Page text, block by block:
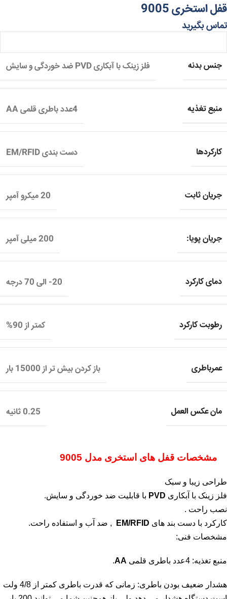
قفل استخری 9005
تماس بگیرید
جنس بدنه فلز زینک با آبکاری PVD ضد خوردگی و سایش
منبع تغذیه 4عدد باطری قلمی AA
کارکردها دست بندی EM/RFID
جریان ثابت 20 میکرو آمپر
جریان پویا: 200 میلی آمپر
دمای کارکرد 20- الی 70 درجه
رطوبت کارکرد کمتر از 90%
عمرباطری باز کردن بیش تر از 15000 بار
مان عکس العمل 0.25 ثانیه
مشخصات قفل های استخری مدل 9005
طراحی زیبا و سبک
فلز زینک با آبکاری PVD با قابلیت ضد خوردگی و سایش.
نصب راحت .
کارکرد با دست بند های EM/RFID
, ضد آب و استفاده راحت.
مشخصات فنی:
منبع تغذیه: 4عدد باطری قلمی AA
.
هشدار ضعیف بودن باطری: زمانی که قدرت باطری کمتر از 4/8 ولت